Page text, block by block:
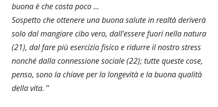
buona è che costa poco ...
Sospetto che ottenere una buona salute in realtà deriverà
solo dal mangiare cibo vero, dall'essere fuori nella natura
(21), dal fare più esercizio fisico e ridurre il nostro stress
nonché dalla connessione sociale (22); tutte queste cose,
penso, sono la chiave per la longevità e la buona qualità
della vita. "